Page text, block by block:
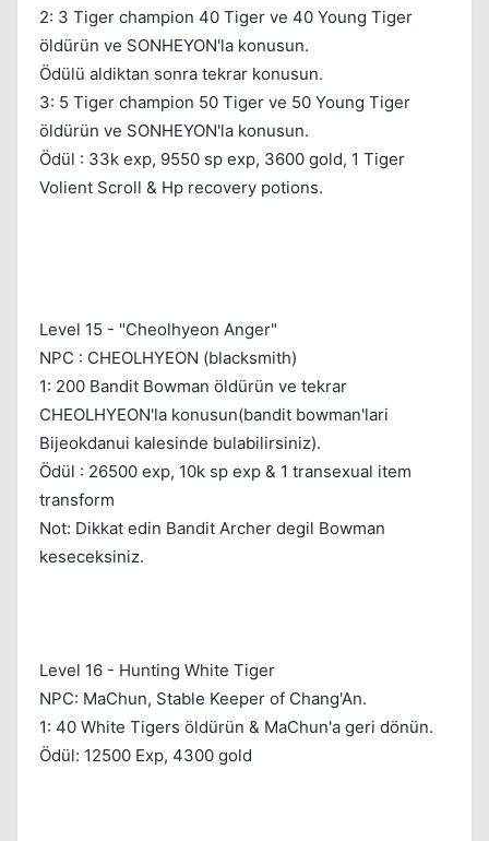
2: 3 Tiger champion 40 Tiger ve 40 Young Tiger
öldürün ve SONHEYON'la konusun.
Ödülü aldiktan sonra tekrar konusun.
3: 5 Tiger champion 50 Tiger ve 50 Young Tiger
öldürün ve SONHEYON'la konusun.
Ödül : 33k exp, 9550 sp exp, 3600 gold, 1 Tiger
Volient Scroll & Hp recovery potions.
Level 15 - "Cheolhyeon Anger"
NPC : CHEOLHYEON (blacksmith)
1: 200 Bandit Bowman öldürün ve tekrar
CHEOLHYEON'la konusun(bandit bowman'lari
Bijeokdanui kalesinde bulabilirsiniz).
Ödül : 26500 exp, 10k sp exp & 1 transexual item
transform
Not: Dikkat edin Bandit Archer degil Bowman
keseceksiniz.
Level 16 - Hunting White Tiger
NPC: MaChun, Stable Keeper of Chang'An.
1: 40 White Tigers öldürün & MaChun'a geri dönün.
Ödül: 12500 Exp, 4300 gold